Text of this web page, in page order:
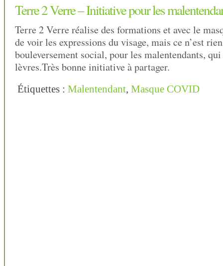
Terre 2 Verre – Initiative pour les
Terre 2 Verre réalise des formations et avec le
de voir les expressions du visage, mais ce n’est
bouleversement social, pour les malentendants,
lèvres.Très bonne initiative à partager.
Étiquettes : Malentendant, Masque COVID